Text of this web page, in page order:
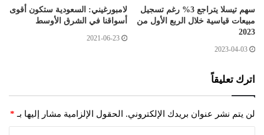
سهم تيسلا يتراجع 3% رغم تسجيل
مبيعات قياسية خلال الربع الأول من
2023
2023-04-03
لامبورغيني: السعودية ستكون أقوى
أسواقنا في الشرق الأوسط
2021-06-23
اترك تعليقاً
لن يتم نشر عنوان بريدك الإلكتروني. الحقول الإلزامية مشار إليها بـ *